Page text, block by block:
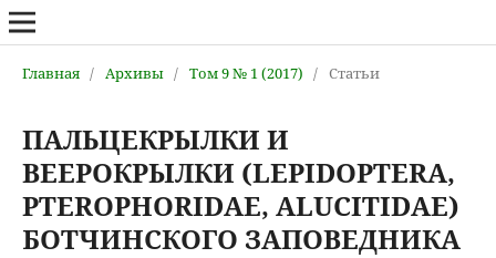
Главная / Архивы / Том 9 № 1 (2017) / Статьи
ПАЛЬЦЕКРЫЛКИ И
ВЕЕРОКРЫЛКИ (LEPIDOPTERA,
PTEROPHORIDAE, ALUCITIDAE)
БОТЧИНСКОГО ЗАПОВЕДНИКА